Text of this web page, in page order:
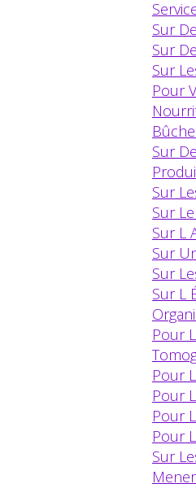
Sur
Sur
Sur
Pour
Sur
Sur
Sur
Sur L
Sur
Sur
Sur L
Pour
Pour
Pour
Pour
Pour
Sur